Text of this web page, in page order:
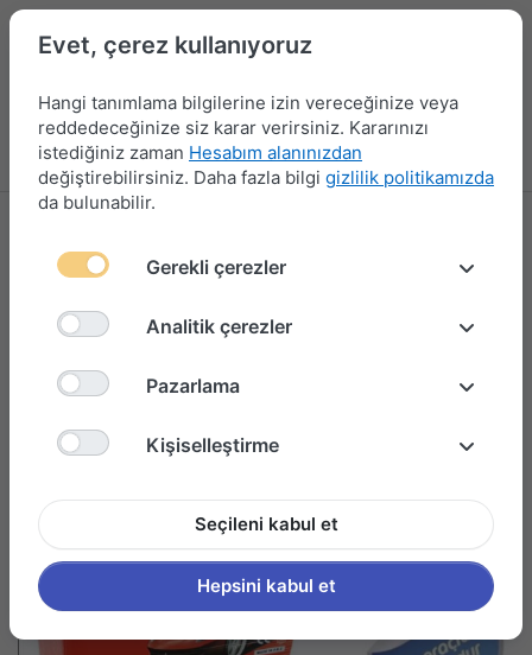
Menü Giriş yap Karşılaştırma Favori Listesi
Evet, çerez kullanıyoruz
Hangi tanımlama bilgilerine izin vereceğinize veya
reddedeceğinize siz karar verirsiniz. Kararınızı
istediğiniz zaman Hesabım alanınızdan
değiştirebilirsiniz. Daha fazla bilgi gizlilik politikamızda
da bulunabilir.
Gerekli çerezler
Analitik çerezler
Pazarlama
Kişiselleştirme
Seçileni kabul et
Hepsini kabul et